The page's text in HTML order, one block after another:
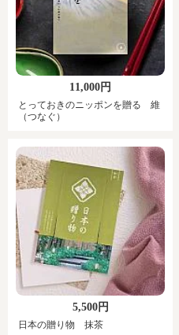
11,000円
とっておきのニッポンを贈る 維
（つなぐ）
5,500円
日本の贈り物 抹茶